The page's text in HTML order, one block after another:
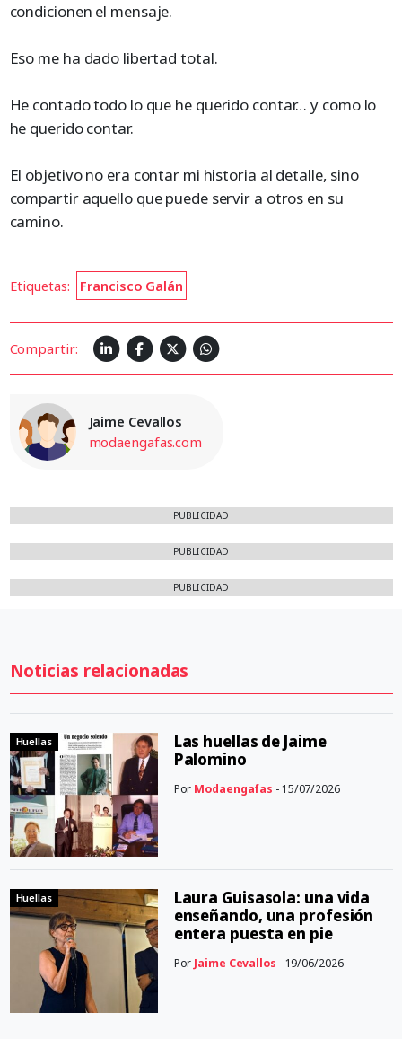
condicionen el mensaje.
Eso me ha dado libertad total.
He contado todo lo que he querido contar… y como lo
he querido contar.
El objetivo no era contar mi historia al detalle, sino
compartir aquello que puede servir a otros en su
camino.
Etiquetas: Francisco Galán
Compartir:
Jaime Cevallos
modaengafas.com
PUBLICIDAD
PUBLICIDAD
PUBLICIDAD
Noticias relacionadas
Huellas
Las huellas de Jaime
Palomino
Por Modaengafas - 15/07/2026
Huellas
Laura Guisasola: una vida
enseñando, una profesión
entera puesta en pie
Por Jaime Cevallos - 19/06/2026